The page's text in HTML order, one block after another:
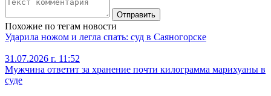
Отправить
Похожие по тегам новости
Ударила ножом и легла спать: суд в Саяногорске
31.07.2026 г. 11:52
Мужчина ответит за хранение почти килограмма марихуаны в
суде